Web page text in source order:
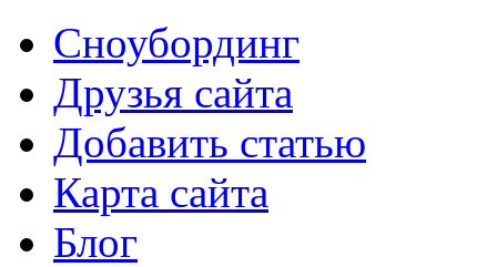
Сноубординг
Друзья сайта
Добавить статью
Карта сайта
Блог